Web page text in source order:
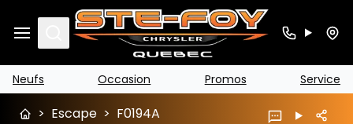
Search
Neufs Occasion Promos Service
> Escape > F0194A